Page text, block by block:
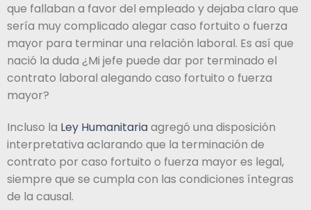
que fallaban a favor del empleado y dejaba claro que
sería muy complicado alegar caso fortuito o fuerza
mayor para terminar una relación laboral. Es así que
nació la duda ¿Mi jefe puede dar por terminado el
contrato laboral alegando caso fortuito o fuerza
mayor?
Incluso la Ley Humanitariaagregó una disposición
interpretativa aclarando que la terminación de
contrato por caso fortuito o fuerza mayor es legal,
siempre que se cumpla con las condiciones íntegras
de la causal.